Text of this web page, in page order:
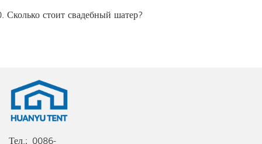
Сколько стоит свадебный шатер?
Тел.: 0086-